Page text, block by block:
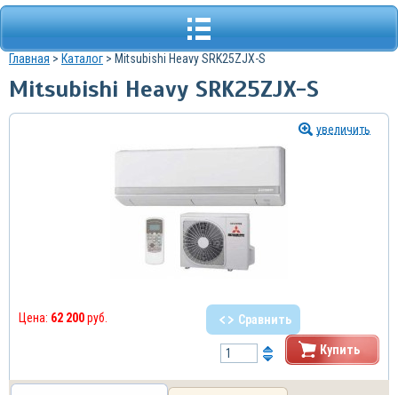
Главная > Каталог > Mitsubishi Heavy SRK25ZJX-S
Mitsubishi Heavy SRK25ZJX-S
увеличить
Цена: 62 200руб. Сравнить
Купить